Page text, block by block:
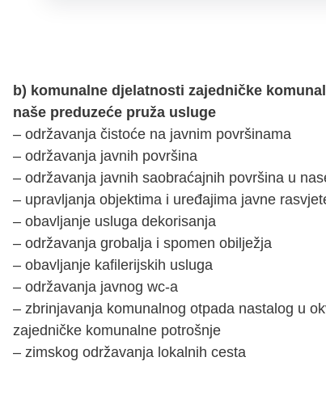
b) komunalne djelatnosti zajedničke
naše preduzeće pruža usluge
– održavanja čistoće na javnim površinama
– održavanja javnih površina
– održavanja javnih saobraćajnih površina u
– upravljanja objektima i uređajima javne
– obavljanje usluga dekorisanja
– održavanja grobalja i spomen obilježja
– obavljanje kafilerijskih usluga
– održavanja javnog wc-a
– zbrinjavanja komunalnog otpada nastalog u
zajedničke komunalne potrošnje
– zimskog održavanja lokalnih cesta